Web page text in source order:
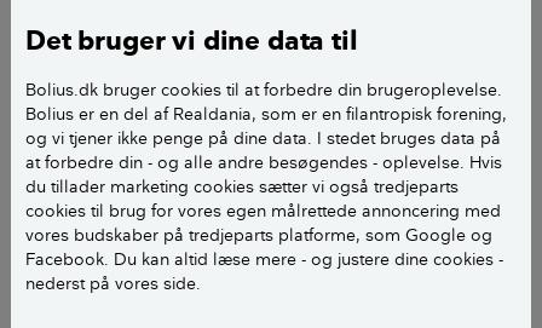
Det bruger vi dine data til
Bolius.dk bruger cookies til at forbedre din brugeroplevelse.
Bolius er en del af Realdania, som er en filantropisk forening,
og vi tjener ikke penge på dine data. I stedet bruges data på
at forbedre din - og alle andre besøgendes - oplevelse. Hvis
du tillader marketing cookies sætter vi også tredjeparts
cookies til brug for vores egen målrettede annoncering med
vores budskaber på tredjeparts platforme, som Google og
Facebook. Du kan altid læse mere - og justere dine cookies -
nederst på vores side.